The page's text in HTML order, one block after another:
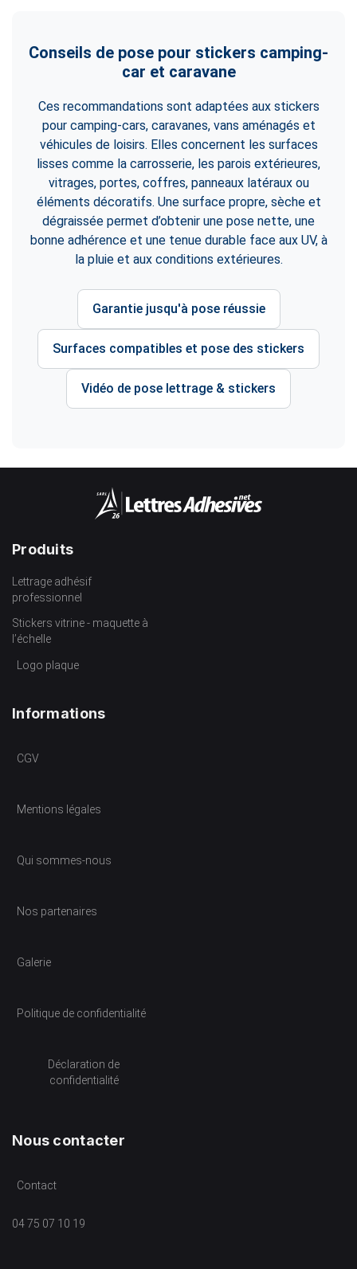
Conseils de pose pour stickers camping-
car et caravane
Ces recommandations sont adaptées aux stickers
pour camping-cars, caravanes, vans aménagés et
véhicules de loisirs. Elles concernent les surfaces
lisses comme la carrosserie, les parois extérieures,
vitrages, portes, coffres, panneaux latéraux ou
éléments décoratifs. Une surface propre, sèche et
dégraissée permet d’obtenir une pose nette, une
bonne adhérence et une tenue durable face aux UV, à
la pluie et aux conditions extérieures.
Garantie jusqu'à pose réussie
Surfaces compatibles et pose des stickers
Vidéo de pose lettrage & stickers
Produits
Lettrage adhésif
professionnel
Stickers vitrine - maquette à
l’échelle
Logo plaque
Informations
CGV
Mentions légales
Qui sommes-nous
Nos partenaires
Galerie
Politique de confidentialité
Déclaration de
confidentialité
Nous contacter
Contact
04 75 07 10 19